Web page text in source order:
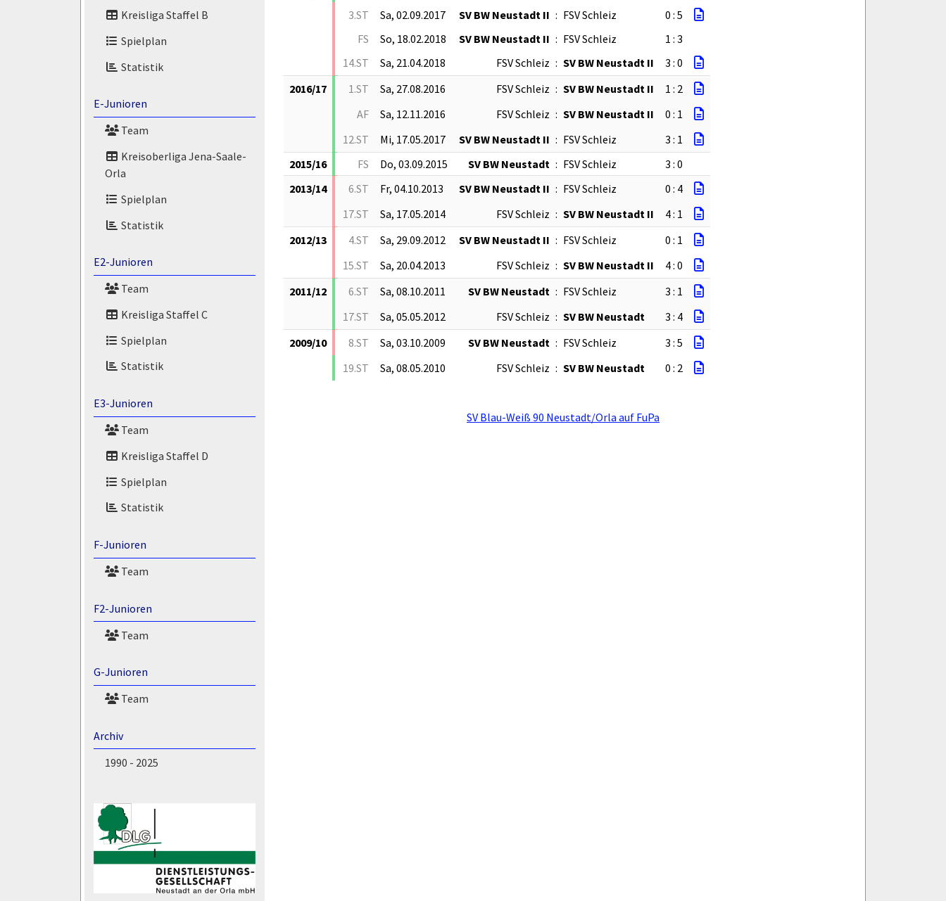
Kreisliga Staffel B
Spielplan
Statistik
E-Junioren
Team
Kreisoberliga Jena-Saale-
Orla
Spielplan
Statistik
E2-Junioren
Team
Kreisliga Staffel C
Spielplan
Statistik
E3-Junioren
Team
Kreisliga Staffel D
Spielplan
Statistik
F-Junioren
Team
F2-Junioren
Team
G-Junioren
Team
Archiv
1990 - 2025
3.ST
Sa, 02.09.2017 SV BW Neustadt II : FSV Schleiz
0 : 5
FS
So, 18.02.2018 SV BW Neustadt II : FSV Schleiz
1 : 3
14.ST
Sa, 21.04.2018 FSV Schleiz : SV BW Neustadt II
3 : 0
2016/17
1.ST Sa, 27.08.2016 FSV Schleiz : SV BW Neustadt II
1 : 2
AF
Sa, 12.11.2016 FSV Schleiz : SV BW Neustadt II
0 : 1
12.ST
Mi, 17.05.2017 SV BW Neustadt II : FSV Schleiz
3 : 1
2015/16
FS Do, 03.09.2015 SV BW Neustadt : FSV Schleiz
3 : 0
2013/14
6.ST Fr, 04.10.2013 SV BW Neustadt II : FSV Schleiz
0 : 4
17.ST
Sa, 17.05.2014 FSV Schleiz : SV BW Neustadt II
4 : 1
2012/13
4.ST Sa, 29.09.2012 SV BW Neustadt II : FSV Schleiz
0 : 1
15.ST
Sa, 20.04.2013 FSV Schleiz : SV BW Neustadt II
4 : 0
2011/12
6.ST Sa, 08.10.2011 SV BW Neustadt : FSV Schleiz
3 : 1
17.ST
Sa, 05.05.2012 FSV Schleiz : SV BW Neustadt
3 : 4
2009/10
8.ST Sa, 03.10.2009 SV BW Neustadt : FSV Schleiz
3 : 5
19.ST
Sa, 08.05.2010 FSV Schleiz : SV BW Neustadt 0 : 2
SV Blau-Weiß 90 Neustadt/Orla auf FuPa